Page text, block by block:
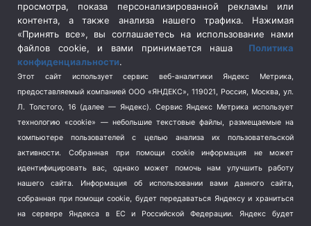
Социальная политика
(3)
Спецоперация в Украине
Спецоперация на Украине
(404)
Спорт (740)
Терроризм (1)
Транспорт (262)
Туризм (178)
Флот (76)
Школа и спорт (2)
Экология (8)
просмотра, показа персонализированной рекламы или
контента, а также анализа нашего трафика. Нажимая
«Принять все», вы соглашаетесь на использование нами
файлов cookie, и вами принимается наша Политика
конфиденциальности.
Этот сайт использует сервис веб-аналитики Яндекс Метрика,
предоставляемый компанией ООО «ЯНДЕКС», 119021, Россия, Москва, ул.
Л. Толстого, 16 (далее — Яндекс). Сервис Яндекс Метрика использует
технологию «cookie» — небольшие текстовые файлы, размещаемые на
компьютере пользователей с целью анализа их пользовательской
активности.
Собранная при помощи cookie информация не может
идентифицировать вас, однако может помочь нам улучшить работу
нашего сайта. Информация об использовании вами данного сайта,
собранная при помощи cookie, будет передаваться Яндексу и храниться
на сервере Яндекса в ЕС и Российской Федерации. Яндекс будет